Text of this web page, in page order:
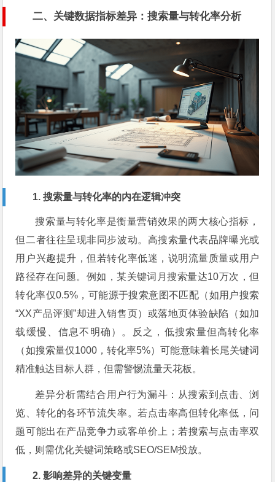
二、关键数据指标差异：搜索量与转化率分析
1. 搜索量与转化率的内在逻辑冲突
搜索量与转化率是衡量营销效果的两大核心指标，
但二者往往呈现非同步波动。高搜索量代表品牌曝光或
用户兴趣提升，但若转化率低迷，说明流量质量或用户
路径存在问题。例如，某关键词月搜索量达10万次，但
转化率仅0.5%，可能源于搜索意图不匹配（如用户搜索
“XX产品评测”却进入销售页）或落地页体验缺陷（如加
载缓慢、信息不明确）。反之，低搜索量但高转化率
（如搜索量仅1000，转化率5%）可能意味着长尾关键词
精准触达目标人群，但需警惕流量天花板。
差异分析需结合用户行为漏斗：从搜索到点击、浏
览、转化的各环节流失率。若点击率高但转化率低，问
题可能出在产品竞争力或客单价上；若搜索与点击率双
低，则需优化关键词策略或SEO/SEM投放。
2. 影响差异的关键变量